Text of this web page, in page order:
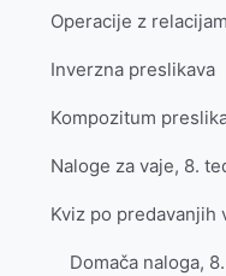
Operacije z
Inverzna preslikava
Kompozitum
Naloge za vaje, 8.
Domača naloga,